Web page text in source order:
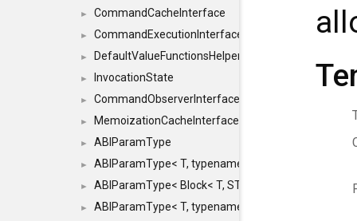
► CommandCacheInterface
► CommandExecutionInterface
► DefaultValueFunctionsHelper< const Result<
► InvocationState
► CommandObserverInterface
► MemoizationCacheInterface
► ABIParamType
► ABIParamType< T, typename std::enable_if<
► ABIParamType< Block< T, STRIDED, MOVE > >
► ABIParamType< T, typename std::enable_if<